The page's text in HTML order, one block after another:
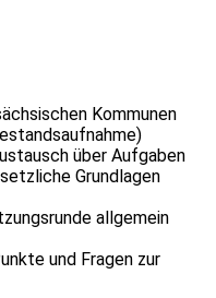
Kommunen
über Aufgaben
Grundlagen
allgemein
und Fragen zur